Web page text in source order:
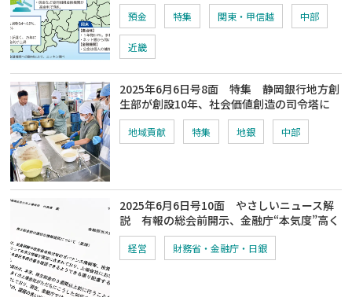
預金 特集 関東・甲信越 中部
近畿
2025年6月6日号8面 特集 静岡銀行地方創
生部が創設10年、社会価値創造の司令塔に
地域貢献 特集 地銀 中部
2025年6月6日号10面 やさしいニュース解
説 有報の総会前開示、金融庁“本気度”高く
経営 財務省・金融庁・日銀